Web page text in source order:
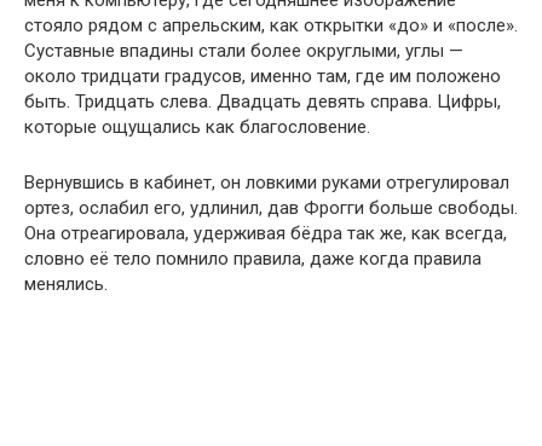
стояло рядом с апрельским, как открытки «до» и «после».
Суставные впадины стали более округлыми, углы —
около тридцати градусов, именно там, где им положено
быть. Тридцать слева. Двадцать девять справа. Цифры,
которые ощущались как благословение.
Вернувшись в кабинет, он ловкими руками отрегулировал
ортез, ослабил его, удлинил, дав Фрогги больше свободы.
Она отреагировала, удерживая бёдра так же, как всегда,
словно её тело помнило правила, даже когда правила
менялись.